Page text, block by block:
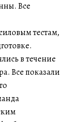
Все
тестам,
в течение
Все показали